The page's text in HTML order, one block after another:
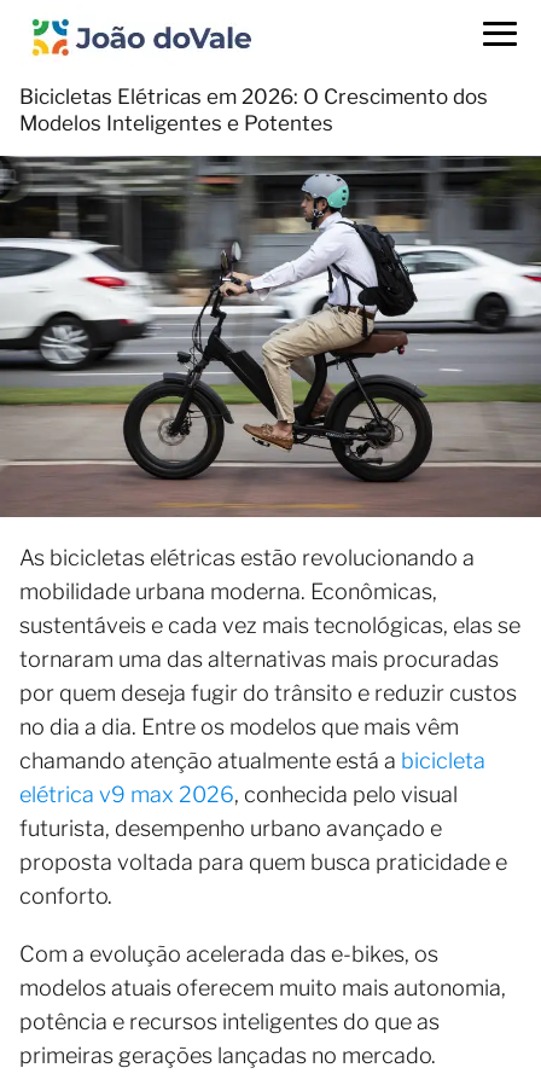
Bicicletas Elétricas em 2026: O Crescimento dos
Modelos Inteligentes e Potentes
As bicicletas elétricas estão revolucionando a
mobilidade urbana moderna. Econômicas,
sustentáveis e cada vez mais tecnológicas, elas se
tornaram uma das alternativas mais procuradas
por quem deseja fugir do trânsito e reduzir custos
no dia a dia. Entre os modelos que mais vêm
chamando atenção atualmente está a bicicleta
elétrica v9 max 2026, conhecida pelo visual
futurista, desempenho urbano avançado e
proposta voltada para quem busca praticidade e
conforto.
Com a evolução acelerada das e-bikes, os
modelos atuais oferecem muito mais autonomia,
potência e recursos inteligentes do que as
primeiras gerações lançadas no mercado.